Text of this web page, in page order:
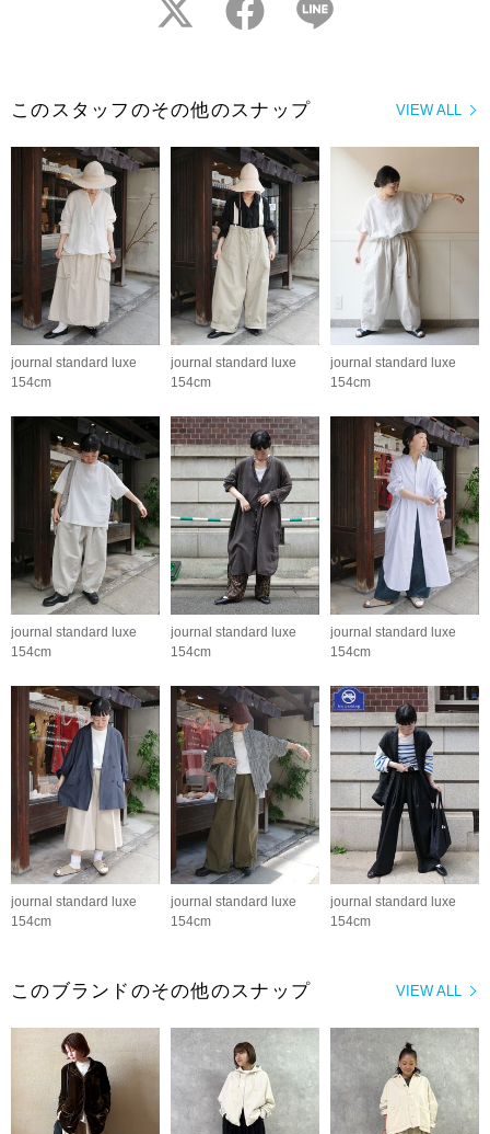
VIEW ALL
このスタッフのその他のスナップ
journal standard luxe
154cm
journal standard luxe
154cm
journal standard luxe
154cm
journal standard luxe
154cm
journal standard luxe
154cm
journal standard luxe
154cm
journal standard luxe
154cm
journal standard luxe
154cm
journal standard luxe
154cm
VIEW ALL
このブランドのその他のスナップ